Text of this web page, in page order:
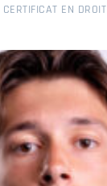
CERTIFICAT EN DROIT